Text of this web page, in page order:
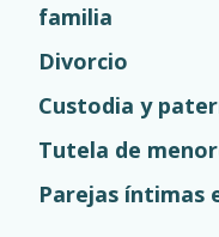
familia
Divorcio
Custodia y
Tutela de
Parejas íntimas